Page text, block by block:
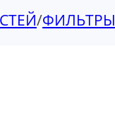
/ФИЛЬТРЫ